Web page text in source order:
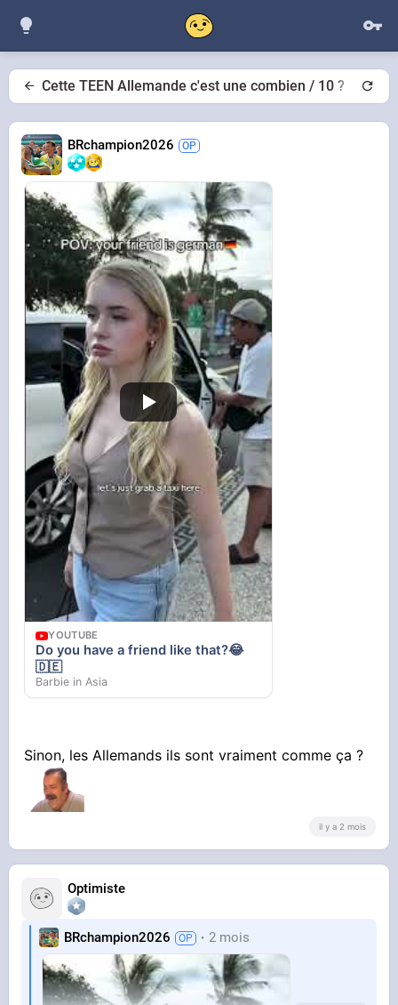
Cette TEEN Allemande c'est une combien / 10 ?
BRchampion2026
YOUTUBE
Do you have a friend like that?😂
🇩🇪
Barbie in Asia
Sinon, les Allemands ils sont vraiment comme ça ?
il y a 2 mois
Optimiste
BRchampion2026 2 mois